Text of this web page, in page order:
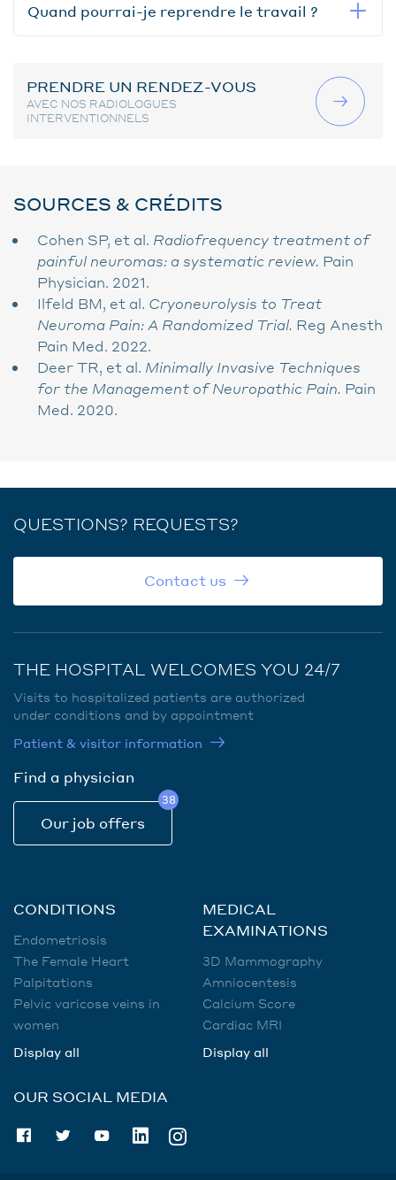
Quand pourrai-je reprendre le travail ?
PRENDRE UN RENDEZ-VOUS
AVEC NOS RADIOLOGUES
INTERVENTIONNELS
SOURCES & CRÉDITS
Cohen SP, et al. Radiofrequency treatment of
painful neuromas: a systematic review. Pain
Physician. 2021.
Ilfeld BM, et al. Cryoneurolysis to Treat
Neuroma Pain: A Randomized Trial. Reg Anesth
Pain Med. 2022.
Deer TR, et al. Minimally Invasive Techniques
for the Management of Neuropathic Pain. Pain
Med. 2020.
QUESTIONS? REQUESTS?
Contact us
THE HOSPITAL WELCOMES YOU 24/7
Visits to hospitalized patients are authorized
under conditions and by appointment
Patient & visitor information
Find a physician
Our job offers
38
CONDITIONS
Endometriosis
The Female Heart
Palpitations
Pelvic varicose veins in
women
Display all
MEDICAL
EXAMINATIONS
3D Mammography
Amniocentesis
Calcium Score
Cardiac MRI
Display all
OUR SOCIAL MEDIA